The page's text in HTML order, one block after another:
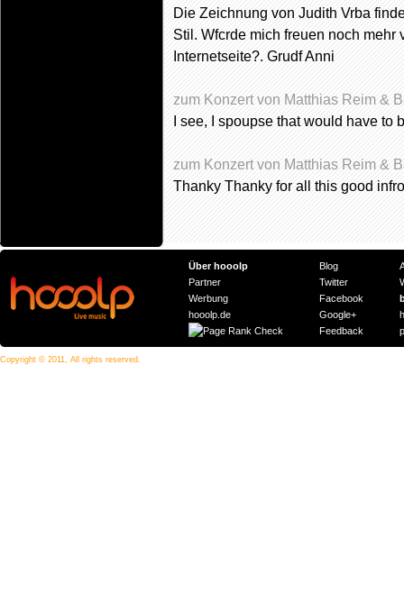
Die Zeichnung von Judith Vrba
Stil. Wfcrde mich freuen noch
Internetseite?. Grudf Anni
zum Konzert von Matthias Reim &
I see, I spoupse that would have to
zum Konzert von Matthias Reim &
Thanky Thanky for all this good
Über hooolp
Partner
Werbung
hooolp.de
Blog
Twitter
Facebook
Google+
Feedback
Copyright © 2011, All rights reserved.